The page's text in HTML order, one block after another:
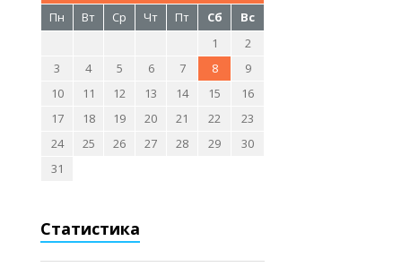
Пн
Вт Ср Чт Пт Сб
Вс
1
2
3
4 5 6 7 8
9
10
11 12 13 14 15
16
17
18 19 20 21 22
23
24
25 26 27 28 29
30
31
Статистика